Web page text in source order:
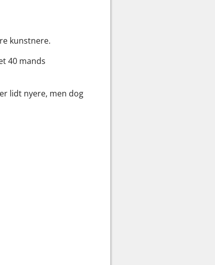
kunstnere.
40 mands
lidt nyere, men dog